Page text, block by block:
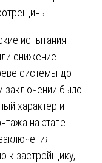
испытания
снижение
системы до
заключении было
характер и
на этапе
к застройщику,